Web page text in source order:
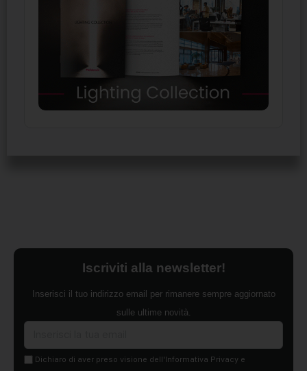
Iscriviti alla newsletter!
Inserisci il tuo indirizzo email per rimanere sempre aggiornato
sulle ultime novità.
Dichiaro di aver preso visione dell'Informativa Privacy e